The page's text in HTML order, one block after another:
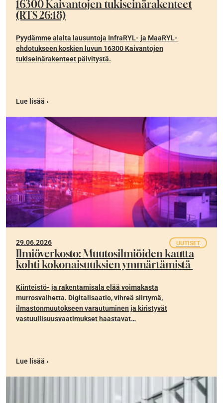
16300 Kaivantojen tukiseinärakenteet
(RTS 26:18)
Pyydämme alalta lausuntoja InfraRYL- ja MaaRYL-
ehdotukseen koskien luvun 16300 Kaivantojen
tukiseinärakenteet päivitystä.
Lue lisää ›
29.06.2026 UUTISET
Ilmiöverkosto: Muutosilmiöiden kautta
kohti kokonaisuuksien ymmärtämistä
Kiinteistö- ja rakentamisala elää voimakasta
murrosvaihetta. Digitalisaatio, vihreä siirtymä,
ilmastonmuutokseen varautuminen ja kiristyvät
vastuullisuusvaatimukset haastavat…
Lue lisää ›